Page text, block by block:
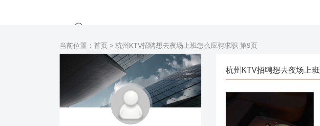
当前位置： 首页 > 杭州KTV招聘想去夜场上班怎么应聘求职 第9页
杭州KTV招聘想去夜场上